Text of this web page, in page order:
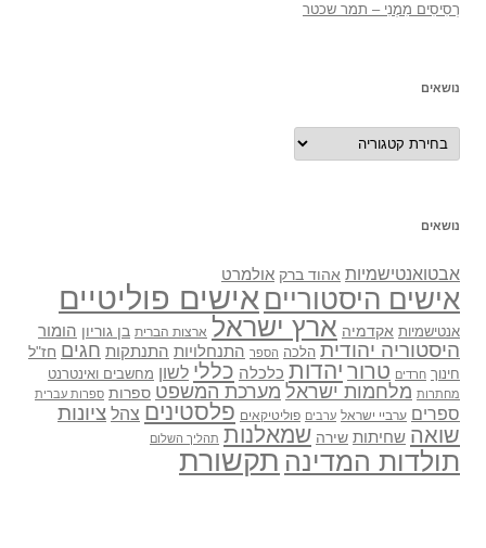
רְסִיסִים מִמֶנִי – תמר שכטר
נושאים
נושאים
נושאים
אבטואנטישמיות אהוד ברק אולמרט
אישים היסטוריים אישים פוליטיים
אנטישמיות אקדמיה ארץ ישראל ארצות הברית בן גוריון הומור
היסטוריה יהודית הלכה הספר התנחלויות התנתקות חגים חז"ל
חינוך חרדים טרור יהדות כלכלה כללי לשון מחשבים ואינטרנט
מחתרות מלחמות ישראל מערכת המשפט ספרות ספרות עברית
ספרים ערביי ישראל ערבים פוליטיקאים פלסטינים צהל ציונות
שואה שחיתות שירה שמאלנות תהליך השלום
תולדות המדינה תקשורת